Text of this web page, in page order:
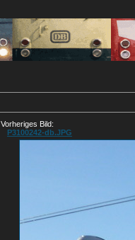
Vorheriges Bild:
P3100242-db.JPG